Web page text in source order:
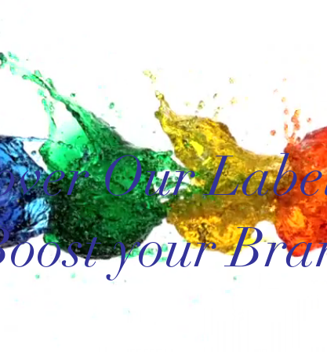
Our
your